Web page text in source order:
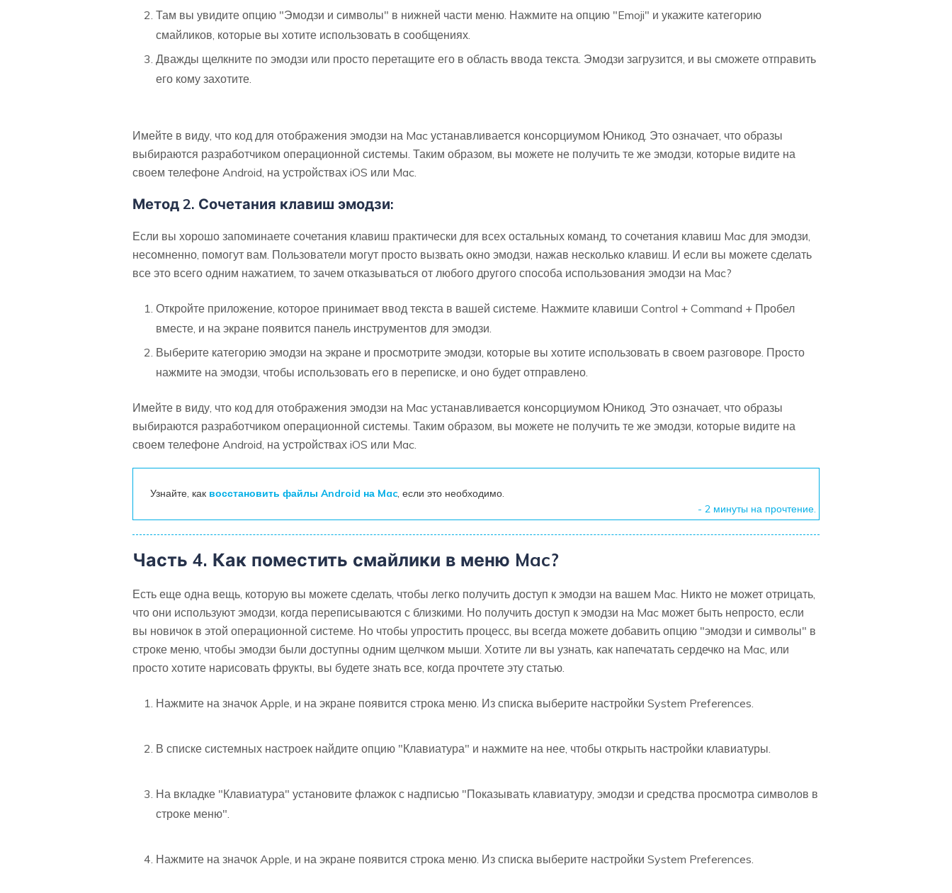
Там вы увидите опцию "Эмодзи и символы" в нижней части меню. Нажмите на опцию "Emoji" и укажите категорию
смайликов, которые вы хотите использовать в сообщениях.
Дважды щелкните по эмодзи или просто перетащите его в область ввода текста. Эмодзи загрузится, и вы сможете отправить
его кому захотите.
Имейте в виду, что код для отображения эмодзи на Mac устанавливается консорциумом Юникод. Это означает, что образы
выбираются разработчиком операционной системы. Таким образом, вы можете не получить те же эмодзи, которые видите на
своем телефоне Android, на устройствах iOS или Mac.
Метод 2. Сочетания клавиш эмодзи:
Если вы хорошо запоминаете сочетания клавиш практически для всех остальных команд, то сочетания клавиш Mac для эмодзи,
несомненно, помогут вам. Пользователи могут просто вызвать окно эмодзи, нажав несколько клавиш. И если вы можете сделать
все это всего одним нажатием, то зачем отказываться от любого другого способа использования эмодзи на Mac?
Откройте приложение, которое принимает ввод текста в вашей системе. Нажмите клавиши Control + Command + Пробел
вместе, и на экране появится панель инструментов для эмодзи.
Выберите категорию эмодзи на экране и просмотрите эмодзи, которые вы хотите использовать в своем разговоре. Просто
нажмите на эмодзи, чтобы использовать его в переписке, и оно будет отправлено.
Имейте в виду, что код для отображения эмодзи на Mac устанавливается консорциумом Юникод. Это означает, что образы
выбираются разработчиком операционной системы. Таким образом, вы можете не получить те же эмодзи, которые видите на
своем телефоне Android, на устройствах iOS или Mac.
Узнайте, как восстановить файлы Android на Mac, если это необходимо.
- 2 минуты на прочтение.
Часть 4. Как поместить смайлики в меню Mac?
Есть еще одна вещь, которую вы можете сделать, чтобы легко получить доступ к эмодзи на вашем Mac. Никто не может отрицать,
что они используют эмодзи, когда переписываются с близкими. Но получить доступ к эмодзи на Mac может быть непросто, если
вы новичок в этой операционной системе. Но чтобы упростить процесс, вы всегда можете добавить опцию "эмодзи и символы" в
строке меню, чтобы эмодзи были доступны одним щелчком мыши. Хотите ли вы узнать, как напечатать сердечко на Mac, или
просто хотите нарисовать фрукты, вы будете знать все, когда прочтете эту статью.
Нажмите на значок Apple, и на экране появится строка меню. Из списка выберите настройки System Preferences.
В списке системных настроек найдите опцию "Клавиатура" и нажмите на нее, чтобы открыть настройки клавиатуры.
На вкладке "Клавиатура" установите флажок с надписью "Показывать клавиатуру, эмодзи и средства просмотра символов в
строке меню".
Нажмите на значок Apple, и на экране появится строка меню. Из списка выберите настройки System Preferences.